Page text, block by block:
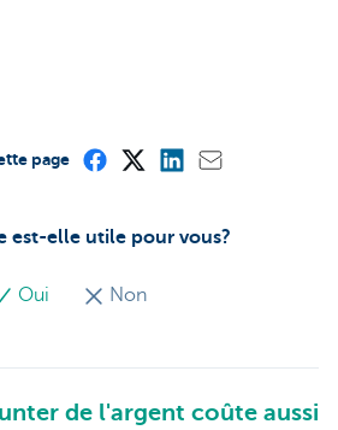
est-elle utile pour vous?
Oui Non
page
de l'argent coûte aussi